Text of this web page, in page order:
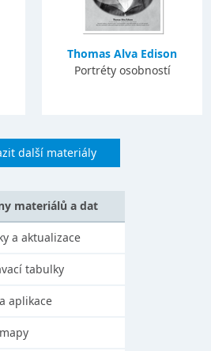
Thomas Alva Edison
Portréty osobností
další materiály
materiálů a dat
a aktualizace
tabulky
aplikace